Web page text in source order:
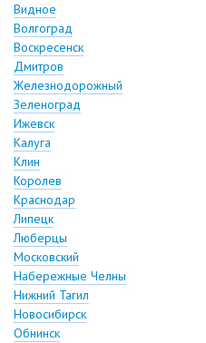
Видное
Волгоград
Воскресенск
Дмитров
Железнодорожный
Зеленоград
Ижевск
Калуга
Клин
Королев
Краснодар
Липецк
Люберцы
Московский
Набережные Челны
Нижний Тагил
Новосибирск
Обнинск